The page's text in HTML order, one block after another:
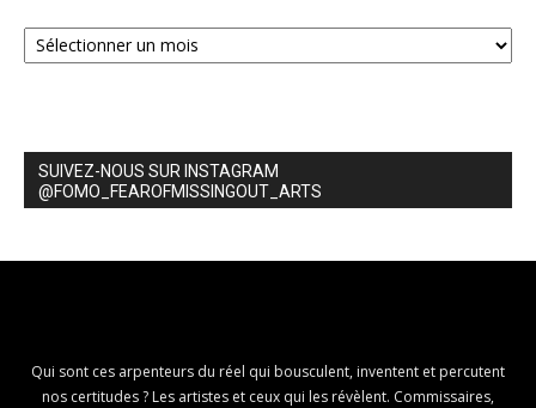
Archives
SUIVEZ-NOUS SUR INSTAGRAM
@FOMO_FEAROFMISSINGOUT_ARTS
Qui sont ces arpenteurs du réel qui bousculent, inventent et percutent
nos certitudes ? Les artistes et ceux qui les révèlent. Commissaires,